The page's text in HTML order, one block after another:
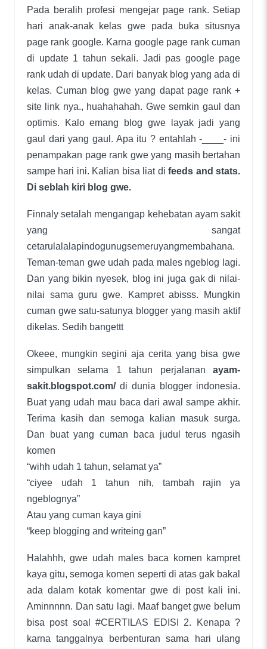
Pada beralih profesi mengejar page rank. Setiap
hari anak-anak kelas gwe pada buka situsnya
page rank google. Karna google page rank cuman
di update 1 tahun sekali. Jadi pas google page
rank udah di update. Dari banyak blog yang ada di
kelas. Cuman blog gwe yang dapat page rank +
site link nya., huahahahah. Gwe semkin gaul dan
optimis. Kalo emang blog gwe layak jadi yang
gaul dari yang gaul. Apa itu ? entahlah -____- ini
penampakan page rank gwe yang masih bertahan
sampe hari ini. Kalian bisa liat difeeds and stats.
Di seblah kiri blog gwe.
Finnaly setalah mengangap kehebatan ayam sakit
yang sangat
cetarulalalapindogunugsemeruyangmembahana.
Teman-teman gwe udah pada males ngeblog lagi.
Dan yang bikin nyesek, blog ini juga gak di nilai-
nilai sama guru gwe. Kampret abisss. Mungkin
cuman gwe satu-satunya blogger yang masih aktif
dikelas. Sedih bangettt
Okeee, mungkin segini aja cerita yang bisa gwe
simpulkan selama 1 tahun perjalanan ayam-
sakit.blogspot.com/di dunia blogger indonesia.
Buat yang udah mau baca dari awal sampe akhir.
Terima kasih dan semoga kalian masuk surga.
Dan buat yang cuman baca judul terus ngasih
komen
“wihh udah 1 tahun, selamat ya”
“ciyee udah 1 tahun nih, tambah rajin ya
ngeblognya”
Atau yang cuman kaya gini
“keep blogging and writeing gan”
Halahhh, gwe udah males baca komen kampret
kaya gitu, semoga komen seperti di atas gak bakal
ada dalam kotak komentar gwe di post kali ini.
Aminnnnn. Dan satu lagi. Maaf banget gwe belum
bisa post soal #CERTILAS EDISI 2. Kenapa ?
karna tanggalnya berbenturan sama hari ulang